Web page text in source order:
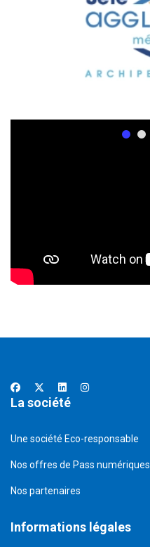
La société
Une société Eco-responsable
Nos offres de Pass numériques
Nos partenaires
Informations légales